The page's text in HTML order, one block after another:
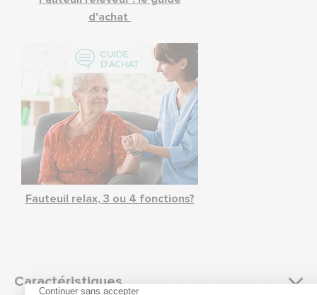
Caractéristiques
d'achat
Fauteuil relax, 3 ou 4 fonctions?